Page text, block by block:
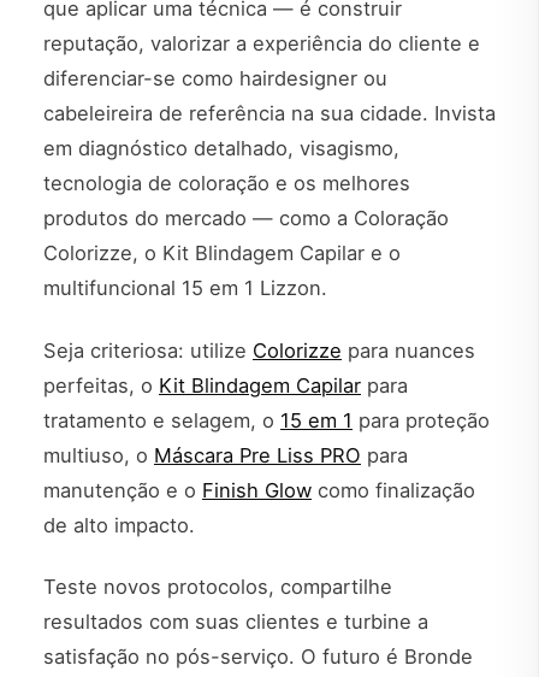
que aplicar uma técnica — é construir
reputação, valorizar a experiência do cliente e
diferenciar-se como hairdesigner ou
cabeleireira de referência na sua cidade. Invista
em diagnóstico detalhado, visagismo,
tecnologia de coloração e os melhores
produtos do mercado — como a Coloração
Colorizze, o Kit Blindagem Capilar e o
multifuncional 15 em 1 Lizzon.
Seja criteriosa: utilize Colorizze para nuances
perfeitas, o Kit Blindagem Capilar para
tratamento e selagem, o 15 em 1 para proteção
multiuso, o Máscara Pre Liss PRO para
manutenção e o Finish Glow como finalização
de alto impacto.
Teste novos protocolos, compartilhe
resultados com suas clientes e turbine a
satisfação no pós-serviço. O futuro é Bronde